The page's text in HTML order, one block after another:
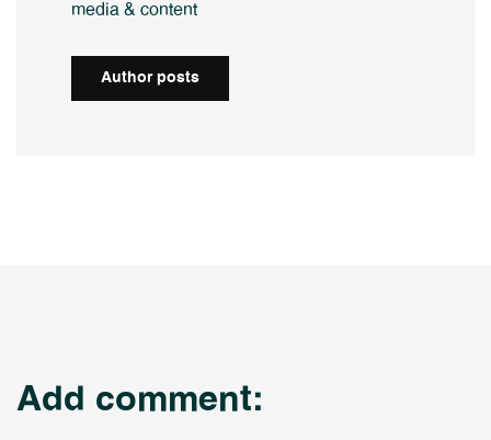
media & content
Author posts
Add comment: